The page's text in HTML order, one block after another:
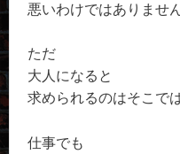
悪いわけではありません
ただ
大人になると
求められるのはそこで
仕事でも